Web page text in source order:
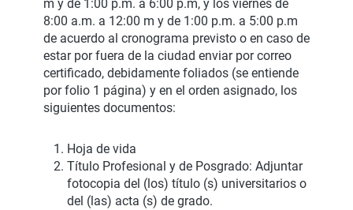
m y de 1:00 p.m. a 6:00 p.m, y los viernes de
8:00 a.m. a 12:00 m y de 1:00 p.m. a 5:00 p.m
de acuerdo al cronograma previsto o en caso de
estar por fuera de la ciudad enviar por correo
certificado, debidamente foliados (se entiende
por folio 1 página) y en el orden asignado, los
siguientes documentos:
Hoja de vida
Título Profesional y de Posgrado: Adjuntar
fotocopia del (los) título (s) universitarios o
del (las) acta (s) de grado.